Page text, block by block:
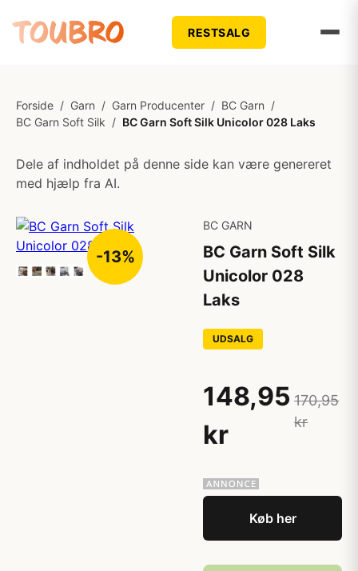
RESTSALG
Forside / Garn / Garn Producenter / BC Garn /
BC Garn Soft Silk / BC Garn Soft Silk Unicolor 028 Laks
Dele af indholdet på denne side kan være genereret
med hjælp fra AI.
-13%
BC GARN
BC Garn Soft Silk
Unicolor 028
Laks
UDSALG
148,95
kr
170,95
kr
Køb her